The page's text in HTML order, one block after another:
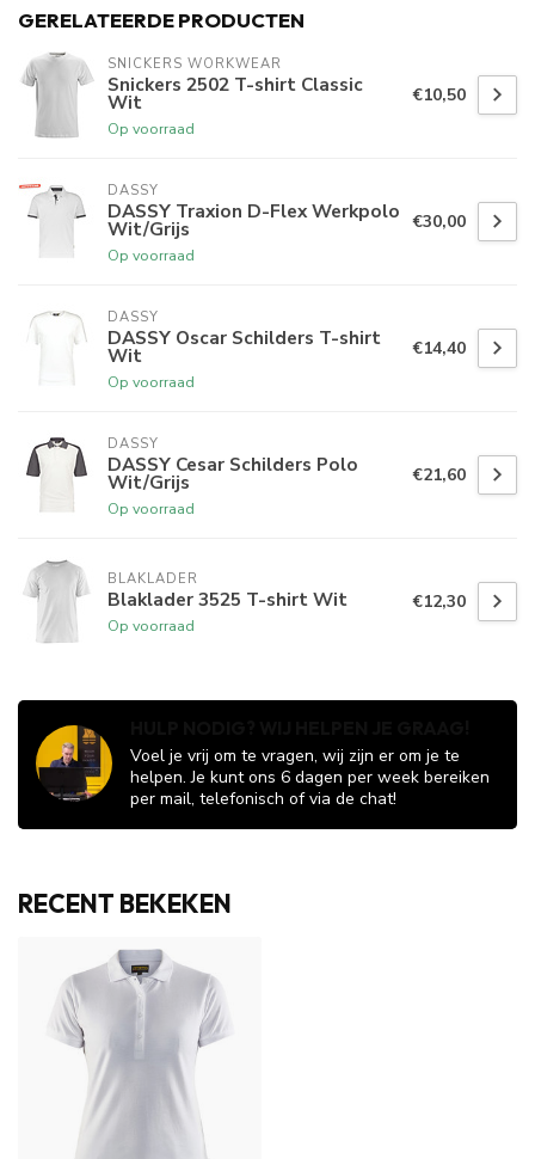
GERELATEERDE PRODUCTEN
SNICKERS WORKWEAR
Snickers 2502 T-shirt Classic
Wit
Op voorraad
€10,50
DASSY
DASSY Traxion D-Flex Werkpolo
Wit/Grijs
Op voorraad
€30,00
DASSY
DASSY Oscar Schilders T-shirt
Wit
Op voorraad
€14,40
DASSY
DASSY Cesar Schilders Polo
Wit/Grijs
Op voorraad
€21,60
BLAKLADER
Blaklader 3525 T-shirt Wit
Op voorraad
€12,30
Voel je vrij om te vragen, wij zijn er om je te
helpen. Je kunt ons 6 dagen per week bereiken
per mail, telefonisch of via de chat!
RECENT BEKEKEN